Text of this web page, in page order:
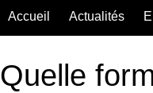
Accueil Actualités
Quelle